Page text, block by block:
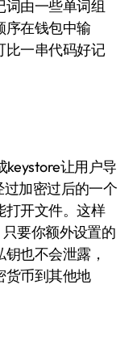
词由一些单词组
序在钱包中输
比一串代码好记
keystore让用户导
加密过后的一个
打开文件。这样
要你额外设置的
也不会泄露，
货币到其他地